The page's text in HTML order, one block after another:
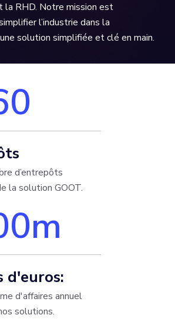
RHD. Notre mission est
l’industrie dans la
solution simplifiée et clé en main.
d’entrepôts
la solution GOOT.
d'euros:​
d'affaires annuel
solutions.